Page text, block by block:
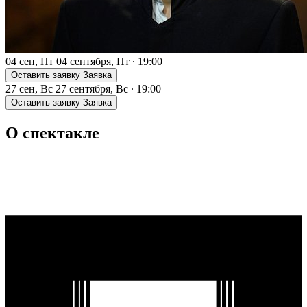
04 сен, Пт 04 сентября, Пт ∙ 19:00
Оставить заявку Заявка
27 сен, Вс 27 сентября, Вс ∙ 19:00
Оставить заявку Заявка
О спектакле